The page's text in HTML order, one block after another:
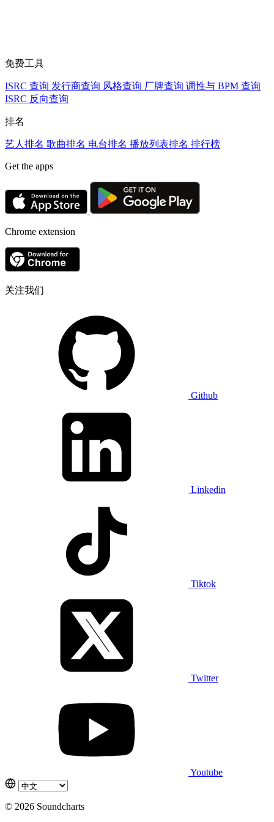
免费工具
ISRC 查询 发行商查询 风格查询 厂牌查询 调性与 BPM 查询
ISRC 反向查询
排名
艺人排名 歌曲排名 电台排名 播放列表排名 排行榜
Get the apps
Chrome extension
关注我们
Github
Linkedin
Tiktok
Twitter
Youtube
© 2026 Soundcharts